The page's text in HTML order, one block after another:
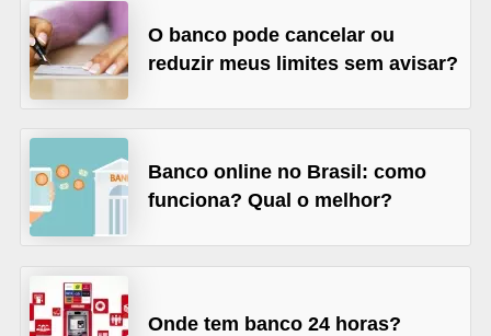
O banco pode cancelar ou
reduzir meus limites sem avisar?
Banco online no Brasil: como
funciona? Qual o melhor?
Onde tem banco 24 horas?
n
s
t
u
i
õ
e